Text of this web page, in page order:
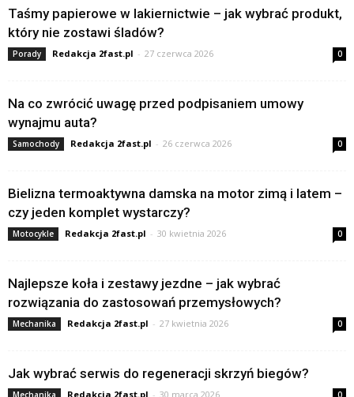
Taśmy papierowe w lakiernictwie – jak wybrać produkt,
który nie zostawi śladów?
Porady Redakcja 2fast.pl - 27 czerwca 2026 0
Na co zwrócić uwagę przed podpisaniem umowy
wynajmu auta?
Samochody Redakcja 2fast.pl - 26 czerwca 2026 0
Bielizna termoaktywna damska na motor zimą i latem –
czy jeden komplet wystarczy?
Motocykle Redakcja 2fast.pl - 30 kwietnia 2026 0
Najlepsze koła i zestawy jezdne – jak wybrać
rozwiązania do zastosowań przemysłowych?
Mechanika Redakcja 2fast.pl - 27 kwietnia 2026 0
Jak wybrać serwis do regeneracji skrzyń biegów?
Mechanika Redakcja 2fast.pl - 30 marca 2026 0